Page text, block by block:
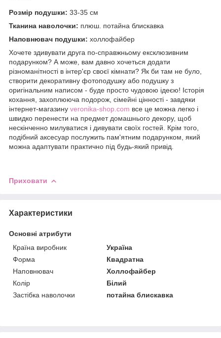
Розмір подушки: 33-35 см
Тканина наволочки: плюш. потайна блискавка
Наповнювач подушки: холлофайбер
Хочете здивувати друга по-справжньому ексклюзивним
подарунком? А може, вам давно хочеться додати
різноманітності в інтер'єр своєї кімнати? Як би там не було,
створити декоративну фотоподушку або подушку з
оригінальним написом - буде просто чудовою ідеєю! Історія
кохання, захоплююча подорож, сімейні цінності - завдяки
інтернет-магазину veronika-shop.com все це можна легко і
швидко перенести на предмет домашнього декору, щоб
нескінченно милуватися і дивувати своїх гостей. Крім того,
подібний аксесуар послужить пам'ятним подарунком, який
можна адаптувати практично під будь-який привід.
Приховати
Характеристики
Основні атрибути
Країна виробник
Україна
Форма
Квадратна
Наповнювач
Холлофайбер
Колір
Білий
Застібка наволочки
потайна блискавка